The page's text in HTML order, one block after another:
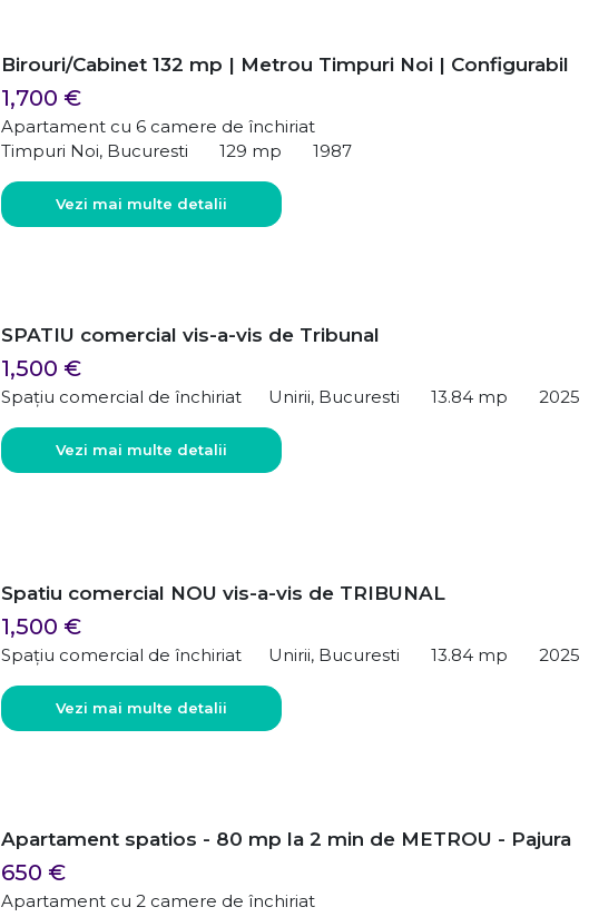
Birouri/Cabinet 132 mp | Metrou Timpuri Noi | Configurabil
1,700 €
Apartament cu 6 camere de închiriat
Timpuri Noi, Bucuresti
129 mp 1987
Vezi mai multe detalii
SPATIU comercial vis-a-vis de Tribunal
1,500 €
Spațiu comercial de închiriat Unirii, Bucuresti 13.84 mp 2025
Vezi mai multe detalii
Spatiu comercial NOU vis-a-vis de TRIBUNAL
1,500 €
Spațiu comercial de închiriat Unirii, Bucuresti 13.84 mp 2025
Vezi mai multe detalii
Apartament spatios - 80 mp la 2 min de METROU - Pajura
650 €
Apartament cu 2 camere de închiriat